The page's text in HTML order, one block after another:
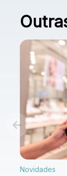
Novidades